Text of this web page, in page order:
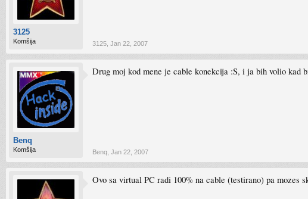
3125
Komšija 3125 Jan 22, 2007
Benq
Komšija
Drug moj kod mene je cable konekcija :S, i ja bih volio kad
Benq Jan 22, 2007
Ovo sa virtual PC radi 100% na cable (testirano) pa